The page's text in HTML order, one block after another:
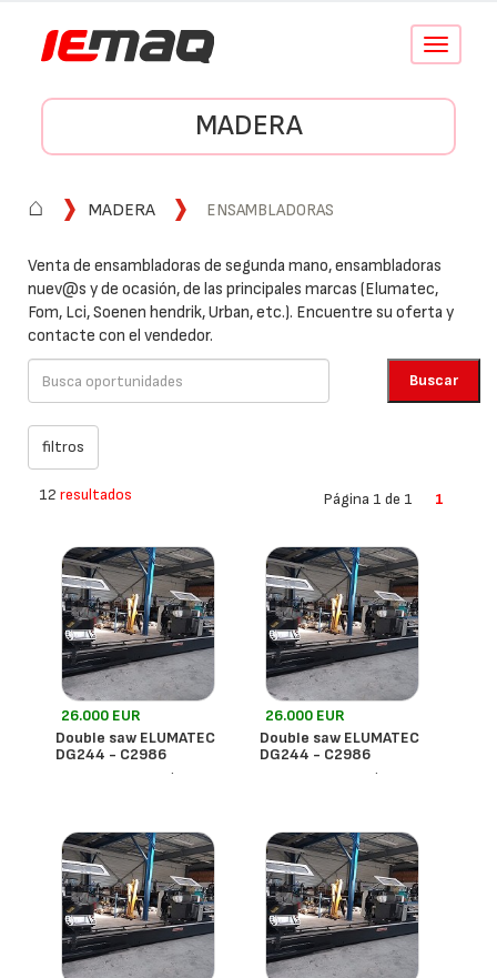
Conmutar
MADERA
⌂ MADERA ENSAMBLADORAS
Venta de ensambladoras de segunda mano, ensambladoras
nuev@s y de ocasión, de las principales marcas (Elumatec,
Fom, Lci, Soenen hendrik, Urban, etc.). Encuentre su oferta y
contacte con el vendedor.
12 resultados Página 1 de 1 1
26.000 EUR
Double saw ELUMATEC
DG244 - C2986
- Francia
26.000 EUR
Double saw ELUMATEC
DG244 - C2986
- Francia